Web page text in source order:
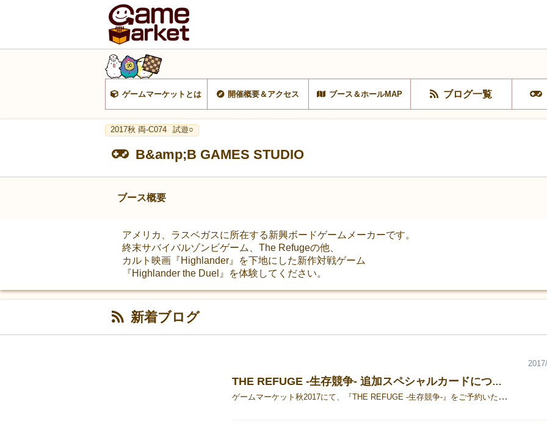
ゲームマーケットとは 開催概要＆アクセス ブース＆ホールMAP ブログ一覧
2017秋 両-C074 試遊○
B&amp;B GAMES STUDIO
ブース概要
アメリカ、ラスベガスに所在する新興ボードゲームメーカーです。
終末サバイバルゾンビゲーム、The Refugeの他、
カルト映画『Highlander』を下地にした新作対戦ゲーム
『Highlander the Duel』を体験してください。
新着ブログ
THE REFUGE -生存競争- 追加スペシャルカードについて
ゲームマーケット秋2017にて、『THE REFUGE -生存競争-』をご予約いただいた方々に 先着で配布を予定している追加スペシャルカードについてですが、 カードのテキストは全て英語となります。 日本語のサマリーを公開いたしますので、ご参照ください。 なお、予約の締め切りは11月30日（木）までとなりますので ご了承のほど、よろしくお願いいたします。